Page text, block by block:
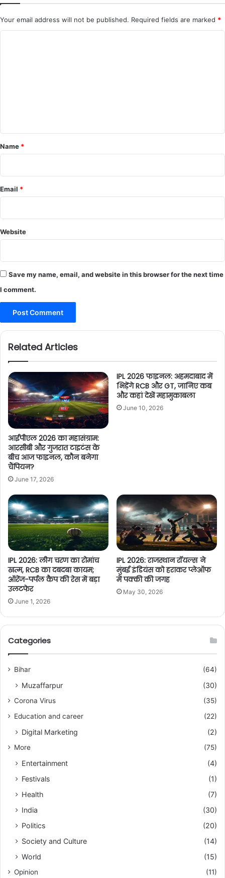
Your email address will not be published. Required fields are marked *
*
Name *
Email *
Website
Save my name, email, and website in this browser for the next time
I comment.
Related Articles
आईपीएल 2026 का महासंग्राम:
आरसीबी और गुजरात टाइटंस के
बीच आज फाइनल, कौन बनेगा
चैंपियन?
June 17, 2026
IPL 2026 फाइनल: अहमदाबाद में
भिड़ेंगे RCB और GT, जानिए कब
और कहां देखें महामुकाबला
June 10, 2026
IPL 2026: लीग चरण का रोमांच
खत्म, RCB का दबदबा कायम;
ऑरेंज-पर्पल कैप की रेस में बड़ा
उलटफेर
June 1, 2026
IPL 2026: राजस्थान रॉयल्स ने
मुंबई इंडियंस को हराकर प्लेऑफ
में पक्की की जगह
May 30, 2026
Categories
Bihar (64)
Muzaffarpur (30)
Corona Virus
(35)
Education and career
(22)
Digital Marketing (2)
More (75)
Entertainment
(4)
Festivals
(1)
Health
(7)
India
(30)
Politics
(20)
Society and Culture
(14)
World
(15)
Opinion
(11)